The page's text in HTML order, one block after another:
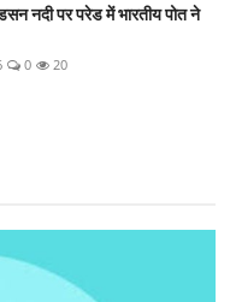
नदी पर परेड में भारतीय पोत ने
0 20